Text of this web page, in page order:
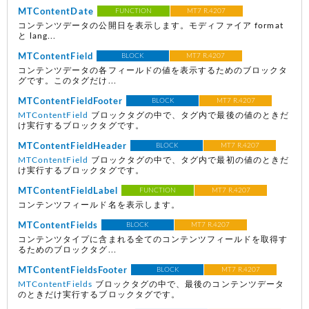
MTContentDate FUNCTION MT7 R.4207
コンテンツデータの公開日を表示します。モディファイア format
と lang...
MTContentField BLOCK MT7 R.4207
コンテンツデータの各フィールドの値を表示するためのブロックタ
グです。このタグだけ...
MTContentFieldFooter BLOCK MT7 R.4207
MTContentField
ブロックタグの中で、タグ内で最後の値のときだ
け実行するブロックタグです。
MTContentFieldHeader BLOCK MT7 R.4207
MTContentField
ブロックタグの中で、タグ内で最初の値のときだ
け実行するブロックタグです。
MTContentFieldLabel FUNCTION MT7 R.4207
コンテンツフィールド名を表示します。
MTContentFields BLOCK MT7 R.4207
コンテンツタイプに含まれる全てのコンテンツフィールドを取得す
るためのブロックタグ...
MTContentFieldsFooter BLOCK MT7 R.4207
MTContentFields ブロックタグの中で、最後のコンテンツデータ
のときだけ実行するブロックタグです。